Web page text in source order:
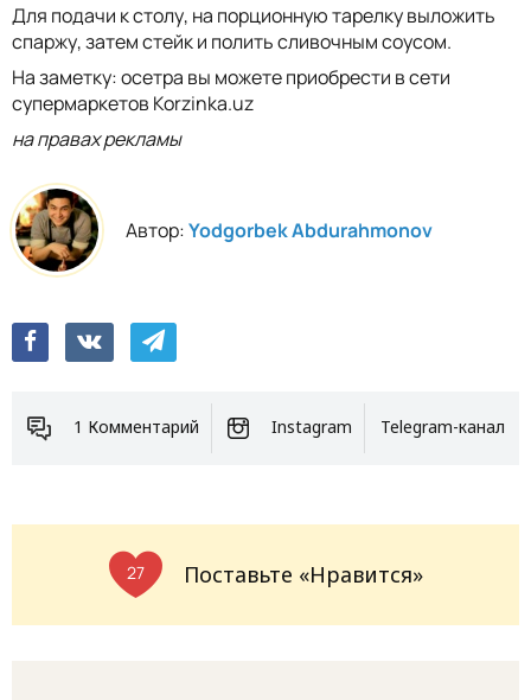
Для подачи к столу, на порционную тарелку выложить
спаржу, затем стейк и полить сливочным соусом.
На заметку: осетра вы можете приобрести в сети
супермаркетов Korzinka.uz
на правах рекламы
Автор:Yodgorbek Abdurahmonov
1 Комментарий Instagram Telegram-канал
27 Поставьте «Нравится»